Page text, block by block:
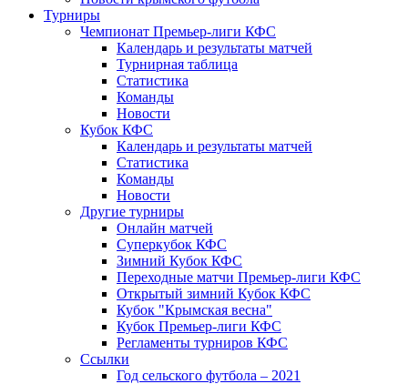
Турниры
Чемпионат Премьер-лиги КФС
Календарь и результаты матчей
Турнирная таблица
Статистика
Команды
Новости
Кубок КФС
Календарь и результаты матчей
Статистика
Команды
Новости
Другие турниры
Онлайн матчей
Суперкубок КФС
Зимний Кубок КФС
Переходные матчи Премьер-лиги КФС
Открытый зимний Кубок КФС
Кубок "Крымская весна"
Кубок Премьер-лиги КФС
Регламенты турниров КФС
Ссылки
Год сельского футбола – 2021